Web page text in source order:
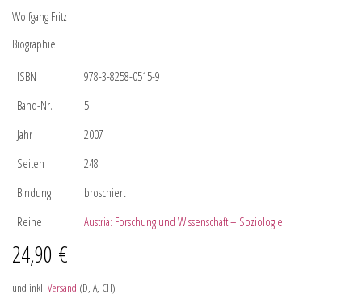
Wolfgang Fritz
Biographie
ISBN
978-3-8258-0515-9
Band-Nr.
5
Jahr
2007
Seiten
248
Bindung
broschiert
Reihe
Austria: Forschung und Wissenschaft – Soziologie
24,90 €
und inkl. Versand (D, A, CH)